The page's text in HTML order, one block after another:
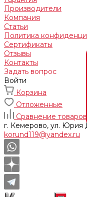
Производители
Компания
Статьи
Политика
Сертификаты
Отзывы
Контакты
Задать вопрос
Войти
Корзина
Отложенные
Сравнение товаров
г. Кемерово, ул. Юрия
korund119@yandex.ru